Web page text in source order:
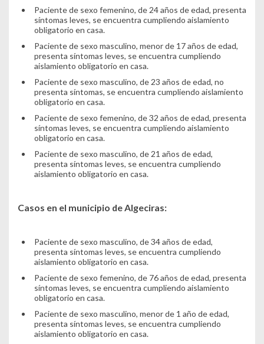
Paciente de sexo femenino, de 24 años de edad, presenta
síntomas leves, se encuentra cumpliendo aislamiento
obligatorio en casa.
Paciente de sexo masculino, menor de 17 años de edad,
presenta síntomas leves, se encuentra cumpliendo
aislamiento obligatorio en casa.
Paciente de sexo masculino, de 23 años de edad, no
presenta síntomas, se encuentra cumpliendo aislamiento
obligatorio en casa.
Paciente de sexo femenino, de 32 años de edad, presenta
síntomas leves, se encuentra cumpliendo aislamiento
obligatorio en casa.
Paciente de sexo masculino, de 21 años de edad,
presenta síntomas leves, se encuentra cumpliendo
aislamiento obligatorio en casa.
Casos en el municipio de Algeciras:
Paciente de sexo masculino, de 34 años de edad,
presenta síntomas leves, se encuentra cumpliendo
aislamiento obligatorio en casa.
Paciente de sexo femenino, de 76 años de edad, presenta
síntomas leves, se encuentra cumpliendo aislamiento
obligatorio en casa.
Paciente de sexo masculino, menor de 1 año de edad,
presenta síntomas leves, se encuentra cumpliendo
aislamiento obligatorio en casa.